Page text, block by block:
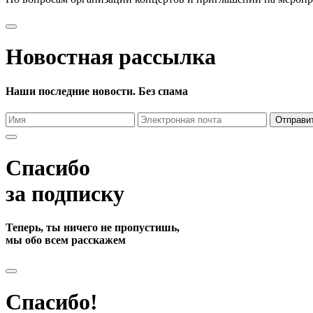
Новостная рассылка
Наши последние новости. Без спама
Спасибо
за подписку
Теперь, ты ничего не пропустишь,
мы обо всем расскажем
Спасибо!